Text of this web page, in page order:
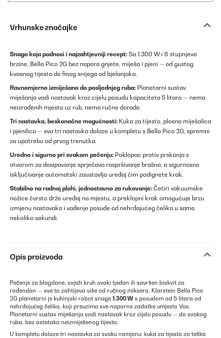
Vrhunske značajke
Snaga koja podnosi i najzahtjevniji recept: Sa 1.300 W i 6 stupnjeva
brzine, Bella Pico 2G bez napora gnjete, miješa i pjeni — od gustog
kvasnog tijesta do finog snijega od bjelanjaka.
Ravnomjerno izmiješano do posljednjeg ruba: Planetarni sustav
miješanja vodi nastavak kroz cijelu posudu kapaciteta 5 litara — nema
neizrađenih mjesta uz rub, nema ručne dorade.
Tri nastavka, beskonačne mogućnosti: Kuka za tijesto, plosna miješalica
i pjenilica — sva tri nastavka dolaze u kompletu s Bella Pico 2G, spremni
za upotrebu od prvog trenutka.
Uredno i sigurno pri svakom pečenju: Poklopac protiv prskanja s
otvorom za dosipavanje sprječava raspršivanje brašna, a sigurnosno
isključivanje automatski zaustavlja uređaj čim podignete krak.
Stabilno na radnoj plohi, jednostavno za rukovanje: Četiri vakuumske
nožice čvrsto drže uređaj na mjestu, a preklopni krak omogućuje brzu
izmjenu nastavaka i vađenje posude od nehrđajućeg čelika u samo
nekoliko sekundi.
Opis proizvoda
Pečenje za blagdane, svježi kruh svaki tjedan ili savršen biskvit za
rođendan — sve to zahtijeva više od ručnog miksera. Klarstein Bella Pico
2G planetarni je kuhinjski robot snage 1.300 W s posudom od 5 litara od
nehrđajućeg čelika, koji preuzima sve naporne zadatke umjesto Vas.
Planetarni sustav miješanja vodi nastavak kroz cijelu posudu — do svakog
ruba, bez ostataka neizmiješenog tijesta.
U kompletu dolaze tri nastavka za svaku namjenu: kuka za tijesto za teška